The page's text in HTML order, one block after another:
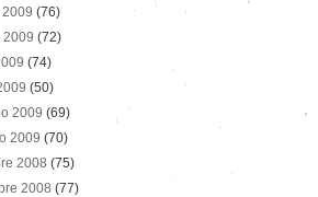
(76)
2009 (72)
(74)
(50)
2009 (69)
2009 (70)
2008 (75)
2008 (77)